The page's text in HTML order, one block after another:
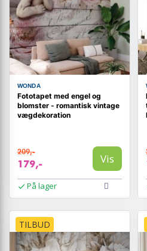
WONDA
Fototapet med engel og
blomster - romantisk vintage
vægdekoration
209,-
179,- Vis
På lager
TILBUD